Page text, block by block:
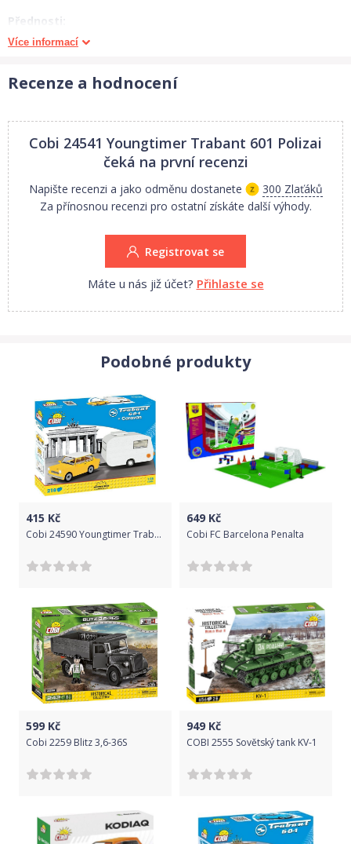
Přednosti:
Vyberte dětem stavebnici Cobi Youngtimer!
Vhodnépro dětiod 5 let
Materiál: plast
Měřítko: 1:35
Počet dílků: 82
Rozměry modelu: 10 x 5 x 4,5 cm
Země původu:
EU
Více informací
Recenze a hodnocení
Cobi 24541 Youngtimer Trabant 601 Polizai
čeká na první recenzi
Napište recenzi a jako odměnu dostanete
300 Zlaťáků
Za přínosnou recenzi pro ostatní získáte další výhody.
Registrovat se
Máte u nás již účet? Přihlaste se
Podobné produkty
415 Kč
Cobi 24590 Youngtimer Trabant 601 s karavanem
649 Kč
Cobi FC Barcelona Penalta
599 Kč
Cobi 2259 Blitz 3,6-36S
949 Kč
COBI 2555 Sovětský tank KV-1